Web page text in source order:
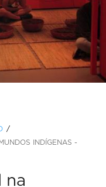
INDÍGENAS -
na